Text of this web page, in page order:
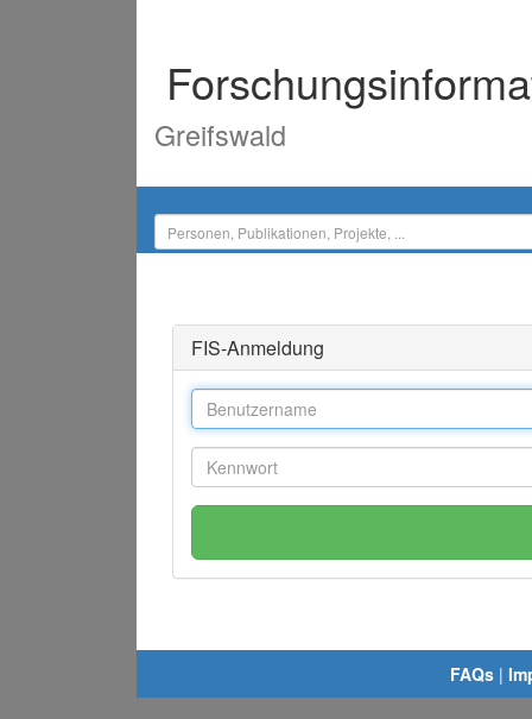
Greifswald
FIS-Anmeldung
FAQs |